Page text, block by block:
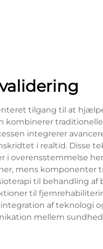
tilgang til at
integrerer
i realtid. Disse
overensstemmelse
mens komponenter
til behandling
til
af teknologi
mellem